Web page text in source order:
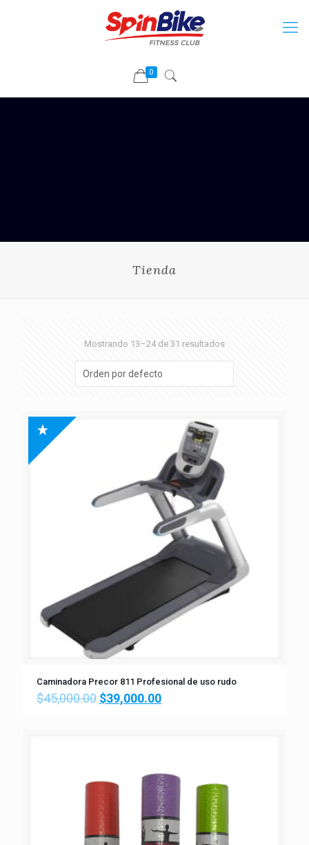
0
Tienda
Mostrando 13–24 de 31 resultados
Caminadora Precor 811 Profesional de uso rudo
$45,000.00 $39,000.00